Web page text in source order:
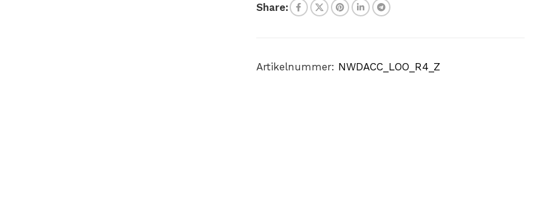
Share:
Artikelnummer: NWDACC_LOO_R4_Z